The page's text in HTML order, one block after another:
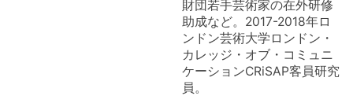
財団若手芸術家の在外研修
助成など。2017-2018年ロ
ンドン芸術大学ロンドン・
カレッジ・オブ・コミュニ
ケーションCRiSAP客員研究
員。